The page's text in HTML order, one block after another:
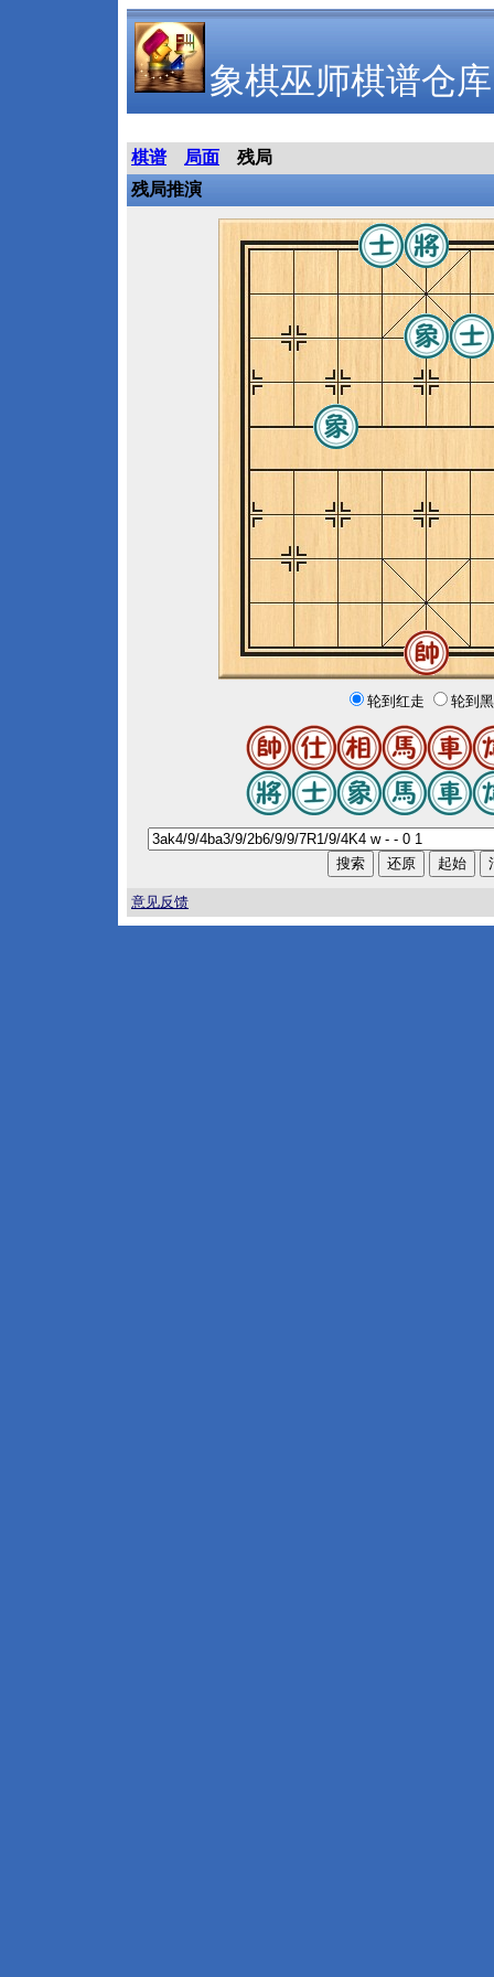
象棋巫师棋谱仓库
棋谱 局面
残局
残局推演
轮到红走 轮到
意见反馈